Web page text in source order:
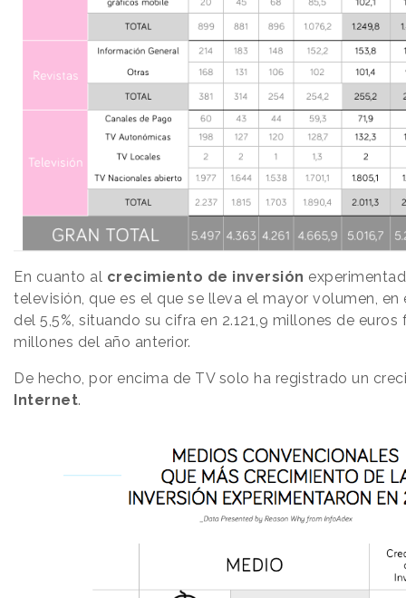
En cuanto al crecimiento de inversión
televisión, que es el que se lleva el mayor volumen, en
del 5,5%, situando su cifra en 2.121,9 millones de euros
millones del año anterior.
De hecho, por encima de TV solo ha registrado un
Internet.